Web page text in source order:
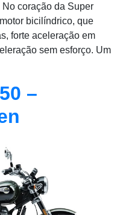
No coração da Super
bicilíndrico, que
forte aceleração em
sem esforço. Um
–